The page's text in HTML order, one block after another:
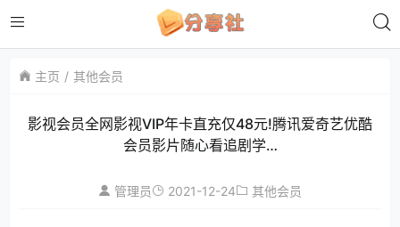
主页 其他会员
影视会员全网影视VIP年卡直充仅48元!腾讯爱奇艺优酷
会员影片随心看追剧学…
管理员 2021-12-24 其他会员